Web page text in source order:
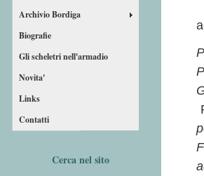
Archivio Bordiga
Biografie
Gli scheletri nell'armadio
Novita'
Links
Contatti
Cerca nel sito